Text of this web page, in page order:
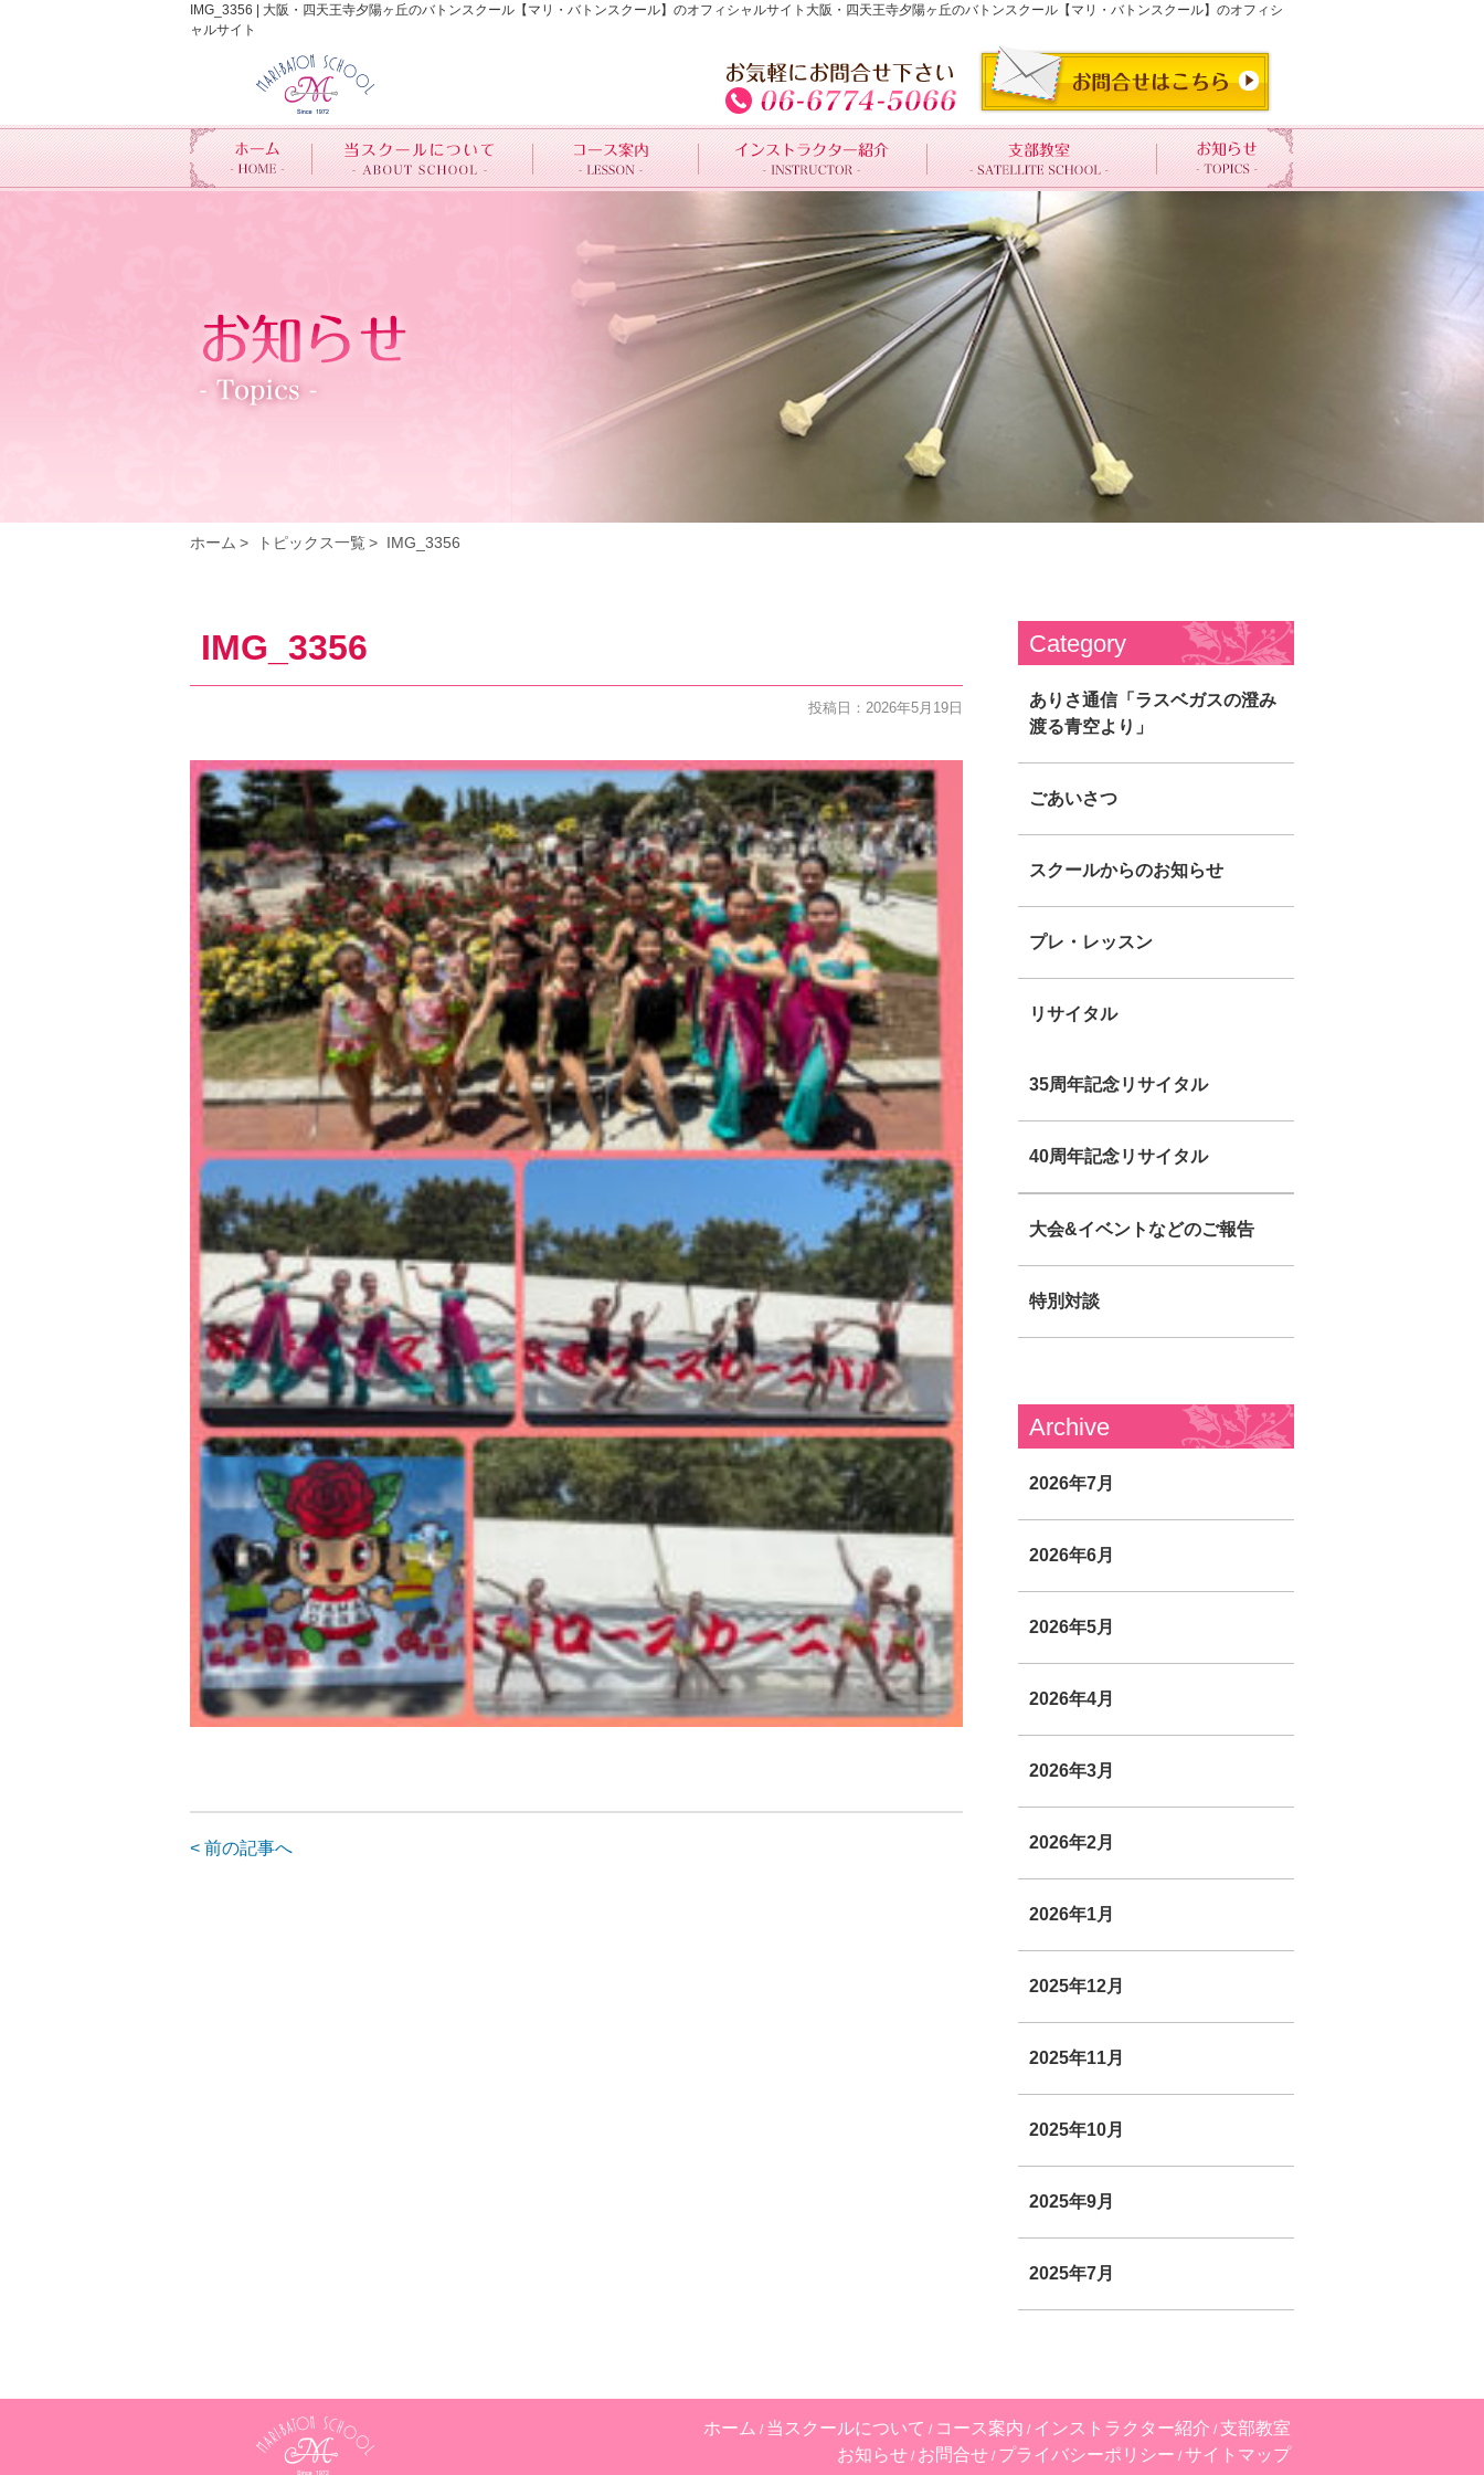
IMG_3356 | 大阪・四天王寺夕陽ヶ丘のバトンスクール【マリ・バトンスクール】のオフィシャルサイト大阪・四天王寺夕陽ヶ丘のバトンスクール【マリ・バトンスクール】のオフィシ
ャルサイト
ホーム トピックス一覧 IMG_3356
IMG_3356
投稿日：2026年5月19日
< 前の記事へ
Category
ありさ通信「ラスベガスの澄み
渡る青空より」
ごあいさつ
スクールからのお知らせ
プレ・レッスン
リサイタル
35周年記念リサイタル
40周年記念リサイタル
大会&イベントなどのご報告
特別対談
Archive
2026年7月
2026年6月
2026年5月
2026年4月
2026年3月
2026年2月
2026年1月
2025年12月
2025年11月
2025年10月
2025年9月
2025年7月
ホーム 当スクールについて コース案内 インストラクター紹介 支部教室
お知らせ お問合せ プライバシーポリシー サイトマップ